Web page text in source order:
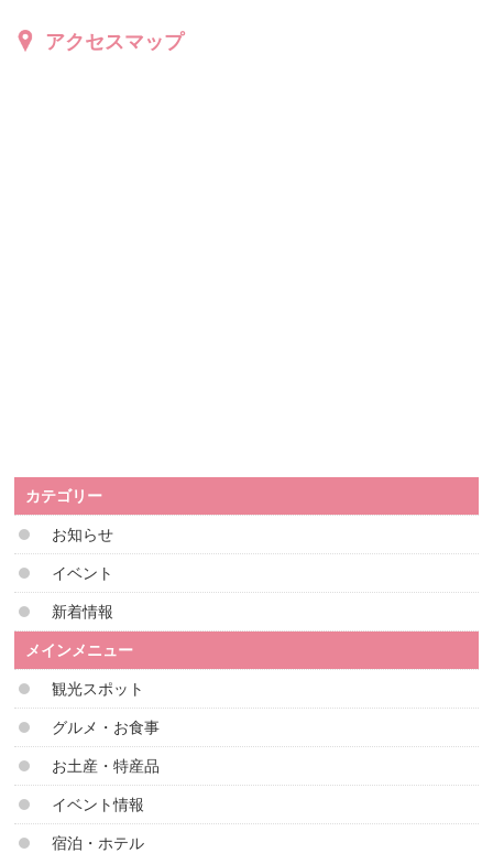
アクセスマップ
カテゴリー
お知らせ
イベント
新着情報
メインメニュー
観光スポット
グルメ・お食事
お土産・特産品
イベント情報
宿泊・ホテル